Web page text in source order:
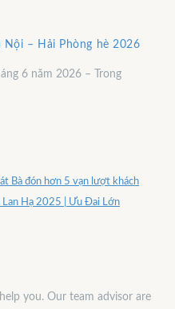
Nội – Hải Phòng hè 2026
6 năm 2026 – Trong
Bà đón hơn 5 vạn lượt khách
Hạ 2025 | Ưu Đai Lớn
you. Our team advisor are